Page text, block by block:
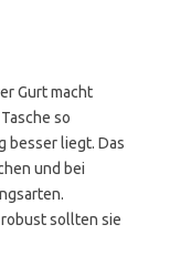
Gurt macht
so
besser liegt. Das
und bei
sollten sie